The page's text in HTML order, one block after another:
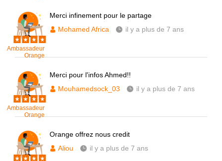
Ambassadeur
Orange
Merci infinement pour le partage
Mohamed Africa
il y a plus de 7 ans
Ambassadeur
Orange
Merci pour l'infos Ahmed!!
Mouhamedsock_03
il y a plus de 7 ans
Orange offrez nous credit
Aliou
il y a plus de 7 ans